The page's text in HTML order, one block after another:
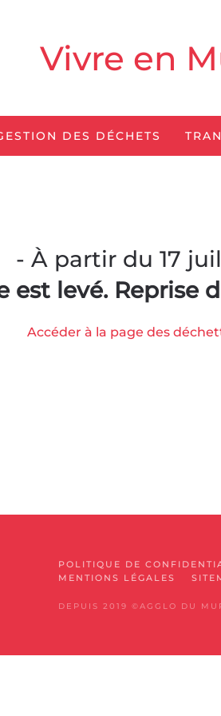
Vivre en
DES DÉCHETS
- À partir du 17
est levé. Reprise
Accéder à la page des
POLITIQUE DE
MENTIONS LÉGALES
DEPUIS 2019 ©AGGLO DU